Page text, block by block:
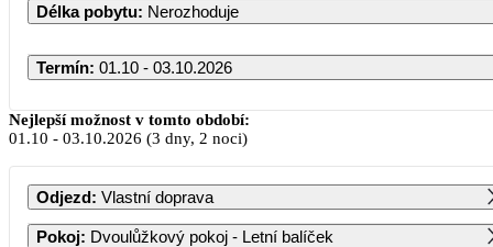
Délka pobytu: Nerozhoduje
Termín: 01.10 - 03.10.2026
Říjen 2026
PO ÚT ST ČT PÁ SO NE
1
2 660
2
2 660
3 4
Nejlepší možnost v tomto období:
01.10 - 03.10.2026 (3 dny, 2 noci)
Odjezd: Vlastní doprava
Pokoj: Dvoulůžkový pokoj - Letní balíček